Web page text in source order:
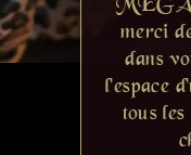
merci
dans
l'espace
tous